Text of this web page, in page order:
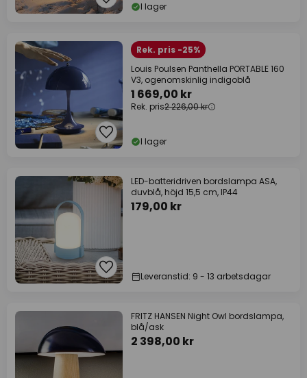
I lager
Rek. pris -25%
Louis Poulsen Panthella PORTABLE 160
V3, ogenomskinlig indigoblå
1 669,00 kr
Rek. pris2 226,00 kr
I lager
LED-batteridriven bordslampa ASA,
duvblå, höjd 15,5 cm, IP44
179,00 kr
Leveranstid: 9 - 13 arbetsdagar
FRITZ HANSEN Night Owl bordslampa,
blå/ask
2 398,00 kr